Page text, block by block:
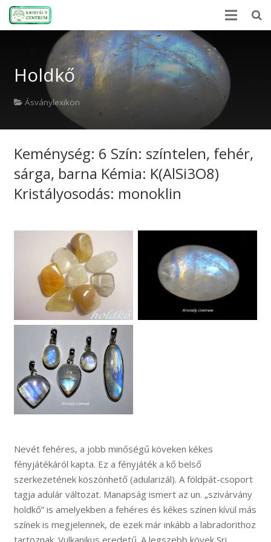
Ásványlexikon
Kristályerő
A kövekről
Rólunk
Webshop
Holdkő
Ásványlexikon
Keménység: 6 Szín: színtelen, fehér,
sárga, barna Kémia: K(AlSi3O8)
Kristályosodás: monoklin
Nevét fehéres, a jobb minőségű köveken kékes
fényjátékáról kapta. Ez a fényjáték a kő belső
szerkezetének köszönhető (adularizál). A földpát-csoport
tagja adulár változat. Manapság ismert az un. „szivárvány
holdkő” is amelyekben a fehéres és kékes színen kívül más
színek is megjelennek, de ezek már inkább a labradorithoz
tartoznak. Vulkanikus eredetű. A legszebb kövek Sri